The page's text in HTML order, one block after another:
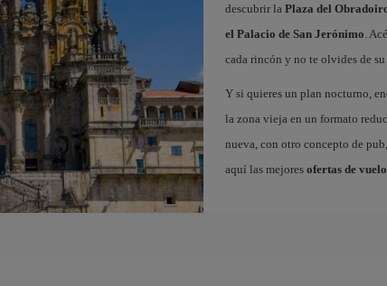
descubrir la Plaza del
el Palacio de San Jerónimo.
cada rincón y no te olvides de
Y si quieres un plan nocturno,
la zona vieja en un formato
nueva, con otro concepto de
aquí las mejores ofertas de